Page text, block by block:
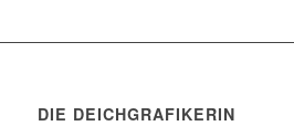
DIE DEICHGRAFIKERIN